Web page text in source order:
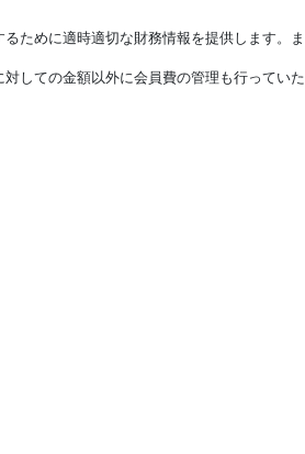
ために適時適切な財務情報を提供します。ま
しての金額以外に会員費の管理も行っていた